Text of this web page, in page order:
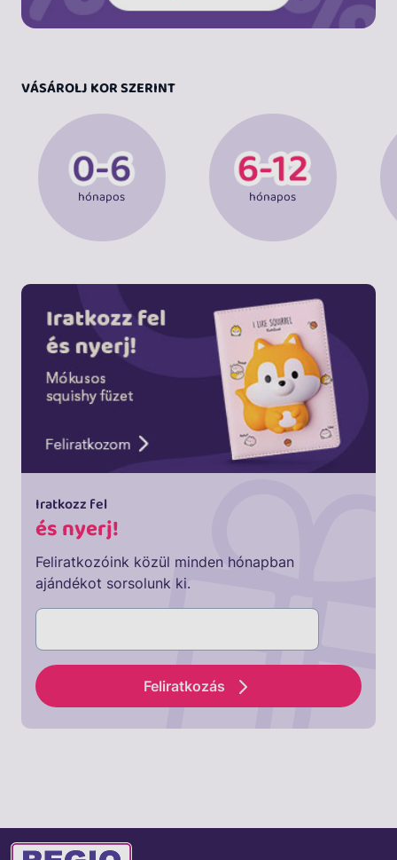
VÁSÁROLJ KOR SZERINT
hónapos hónapos
Iratkozz fel
és nyerj!
Feliratkozóink közül minden hónapban
ajándékot sorsolunk ki.
Feliratkozás